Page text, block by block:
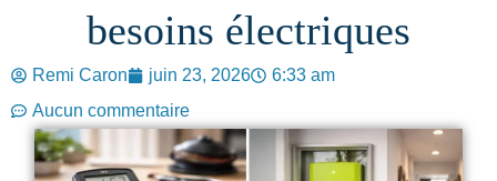
besoins électriques
Remi Caron juin 23, 2026
6:33 am
Aucun commentaire